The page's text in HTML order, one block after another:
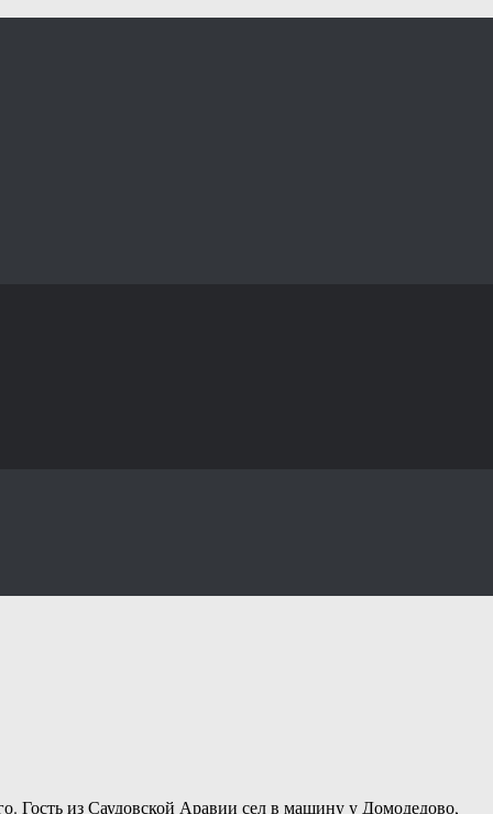
Гость из Саудовской Аравии сел в машину у Домодедово,